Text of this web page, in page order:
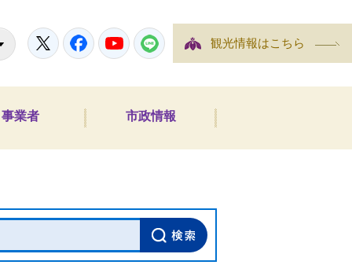
TwitterFacebookYoutubeLINE 観光情報はこちら
事業者 市政情報